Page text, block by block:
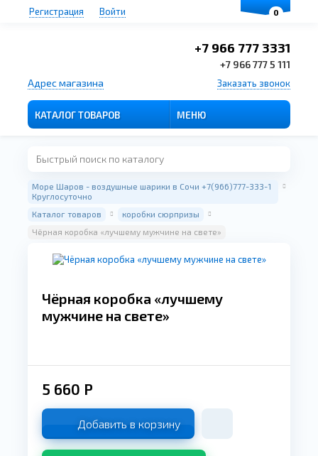
+7 966 777 3331
+7 966 777 5 111
Заказать звонок
Адрес магазина
Регистрация Войти
КАТАЛОГ ТОВАРОВ МЕНЮ
Море Шаров - воздушные шарики в Сочи +7(966)777-333-1
Круглосуточно
Каталог товаров
коробки сюрпризы
Чёрная коробка «лучшему мужчине на свете»
Чёрная коробка «лучшему
мужчине на свете»
5 660 Р
Добавить в корзину
0